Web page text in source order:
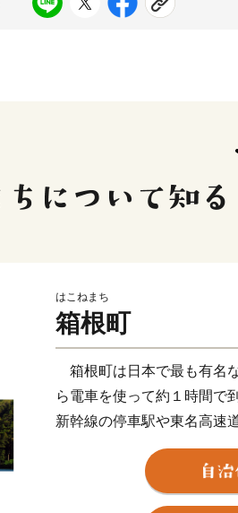
はこねまち
箱根町
箱根町は日本で最も有名
ら電車を使って約１時間で
新幹線の停車駅や東名高速
も非常に良く、東京、京
を周遊する旅の滞在地とし
そのため、国内外から毎